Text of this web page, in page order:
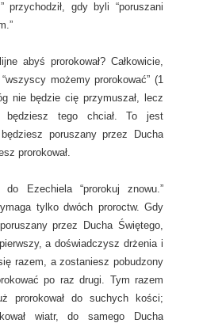
przychodził, gdy byli “poruszani
abyś prorokował? Całkowicie,
możemy prorokować” (1
nie będzie cię przymuszał, lecz
będziesz tego chciał. To jest
poruszany przez Ducha
prorokował.
do Ezechiela “prorokuj znowu.”
tylko dwóch proroctw. Gdy
przez Ducha Świętego,
a doświadczysz drżenia i
razem, a zostaniesz pobudzony
po raz drugi. Tym razem
prorokował do suchych kości;
wiatr, do samego Ducha